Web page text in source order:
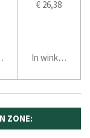
€ 26,38
In winkelwagen
ZONE: